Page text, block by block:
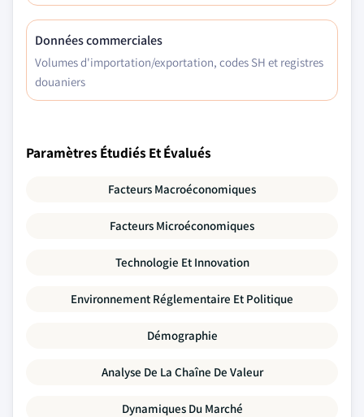
Données commerciales
Volumes d'importation/exportation, codes SH et registres
douaniers
Paramètres Étudiés Et Évalués
Facteurs Macroéconomiques
Facteurs Microéconomiques
Technologie Et Innovation
Environnement Réglementaire Et Politique
Démographie
Analyse De La Chaîne De Valeur
Dynamiques Du Marché